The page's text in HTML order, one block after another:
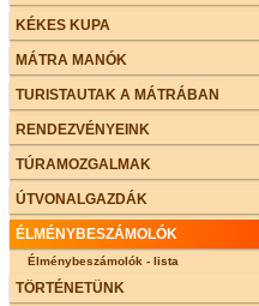
KÉKES KUPA
MÁTRA MANÓK
TURISTAUTAK A MÁTRÁBAN
RENDEZVÉNYEINK
TÚRAMOZGALMAK
ÚTVONALGAZDÁK
ÉLMÉNYBESZÁMOLÓK
Élménybeszámolók - lista
TÖRTÉNETÜNK